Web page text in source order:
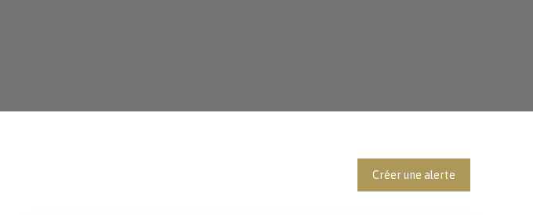
Créer une alerte